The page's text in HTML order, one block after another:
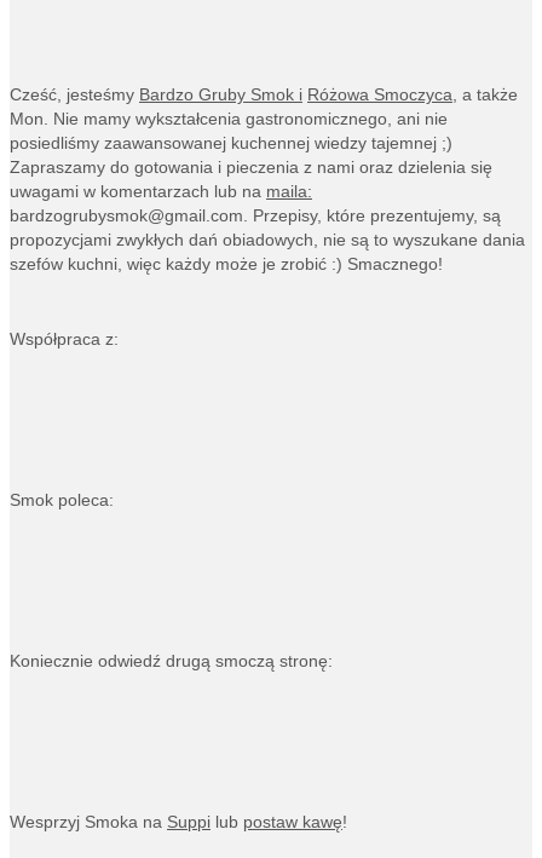
Cześć, jesteśmy Bardzo Gruby Smok i Różowa Smoczyca, a także
Mon. Nie mamy wykształcenia gastronomicznego, ani nie
posiedliśmy zaawansowanej kuchennej wiedzy tajemnej ;)
Zapraszamy do gotowania i pieczenia z nami oraz dzielenia się
uwagami w komentarzach lub na maila:
bardzogrubysmok@gmail.com . Przepisy, które prezentujemy, są
propozycjami zwykłych dań obiadowych, nie są to wyszukane dania
szefów kuchni, więc każdy może je zrobić :) Smacznego!
Współpraca z:
Smok poleca:
Koniecznie odwiedź drugą smoczą stronę:
Wesprzyj Smoka na Suppi lub postaw kawę!